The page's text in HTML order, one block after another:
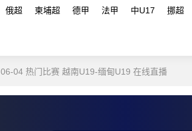
俄超 柬埔超 德甲 法甲 中U17 挪超
06-04 热门比赛 越南U19-缅甸U19 在线直播